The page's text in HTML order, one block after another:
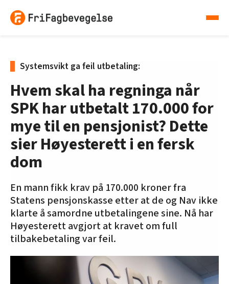
Systemsvikt ga feil utbetaling:
Hvem skal ha regninga når
SPK har utbetalt 170.000 for
mye til en pensjonist? Dette
sier Høyesterett i en fersk
dom
En mann fikk krav på 170.000 kroner fra
Statens pensjonskasse etter at de og Nav ikke
klarte å samordne utbetalingene sine. Nå har
Høyesterett avgjort at kravet om full
tilbakebetaling var feil.